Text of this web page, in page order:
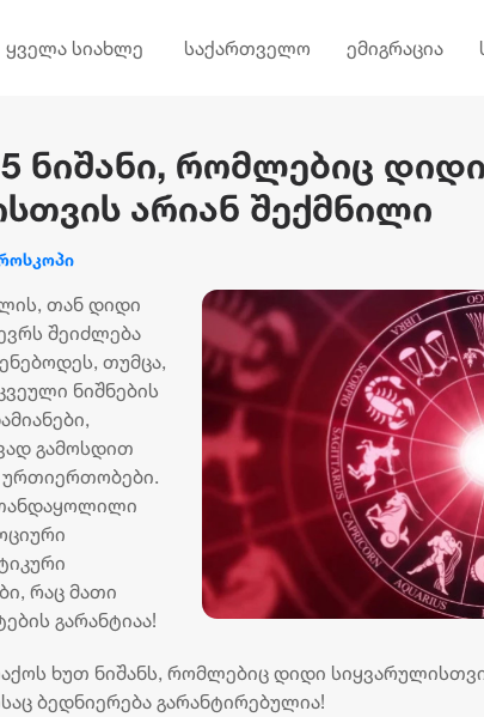
ყველა სიახლე საქართველო ემიგრაცია
ნიშანი, რომლებიც დიდი
არიან შექმნილი
თან დიდი
შეიძლება
თუმცა,
ნიშნების
გამოსდით
რაც მათი
გარანტიაა!
ხუთ ნიშანს, რომლებიც დიდი
ბედნიერება გარანტირებულია!